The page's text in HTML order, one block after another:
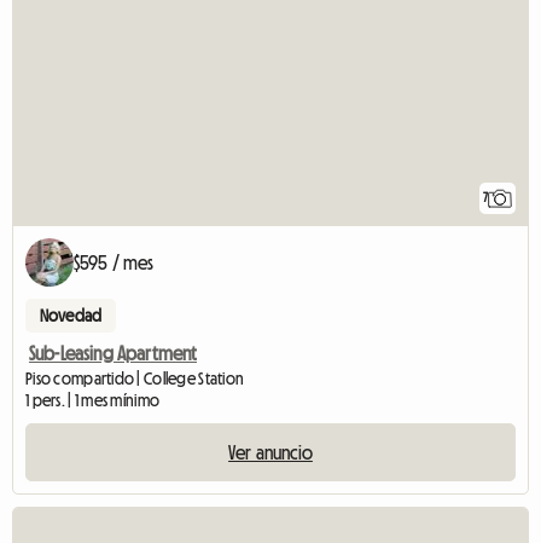
7
$595 / mes
Novedad
Sub-Leasing Apartment
Piso compartido | College Station
1 pers. | 1 mes mínimo
Ver anuncio